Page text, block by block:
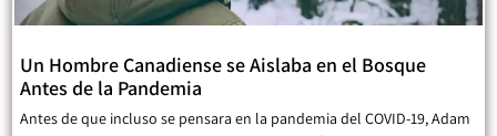
Un Hombre Canadiense se Aislaba en el Bosque
Antes de la Pandemia
Antes de que incluso se pensara en la pandemia del COVID-19, Adam